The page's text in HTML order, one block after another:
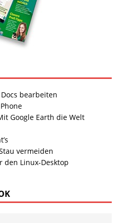
bearbeiten
Google Earth die Welt
vermeiden
den Linux-Desktop